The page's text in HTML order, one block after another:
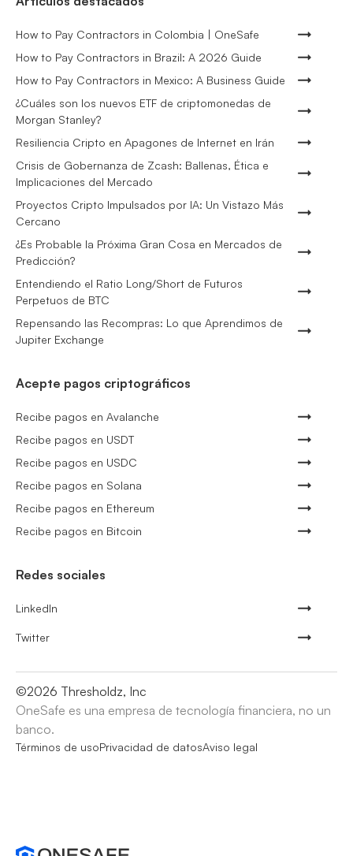
How to Pay Contractors in Colombia | OneSafe
How to Pay Contractors in Brazil: A 2026 Guide
How to Pay Contractors in Mexico: A Business Guide
¿Cuáles son los nuevos ETF de criptomonedas de
Morgan Stanley?
Resiliencia Cripto en Apagones de Internet en Irán
Crisis de Gobernanza de Zcash: Ballenas, Ética e
Implicaciones del Mercado
Proyectos Cripto Impulsados por IA: Un Vistazo Más
Cercano
¿Es Probable la Próxima Gran Cosa en Mercados de
Predicción?
Entendiendo el Ratio Long/Short de Futuros
Perpetuos de BTC
Repensando las Recompras: Lo que Aprendimos de
Jupiter Exchange
Acepte pagos criptográficos
Recibe pagos en Avalanche
Recibe pagos en USDT
Recibe pagos en USDC
Recibe pagos en Solana
Recibe pagos en Ethereum
Recibe pagos en Bitcoin
Redes sociales
LinkedIn
Twitter
©2026 Thresholdz, Inc
OneSafe es una empresa de tecnología financiera, no un
banco.
Términos de usoPrivacidad de datosAviso legal